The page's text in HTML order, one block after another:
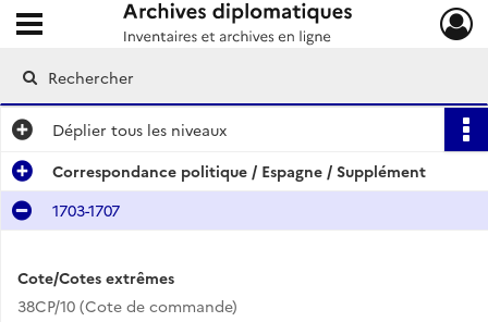
Archives diplomatiques
Ouvrir le menu déroulant
Déplier tous les niveaux
Correspondance politique / Espagne / Supplément
1703-1707
Cote/Cotes extrêmes
38CP/10 (Cote de commande)